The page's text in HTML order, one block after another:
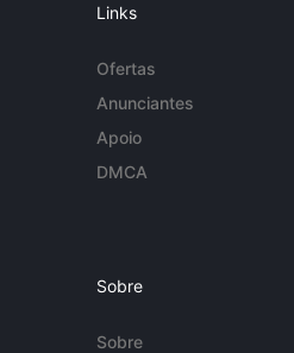
Links
Ofertas
Anunciantes
Apoio
DMCA
Sobre
Sobre